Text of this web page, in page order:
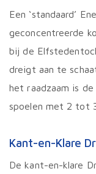
Een ‘standaard’
geconcentreerde
bij de
dreigt aan te
het raadzaam is
spoelen met 2 tot
Kant-en-Klare
De kant-en-klare